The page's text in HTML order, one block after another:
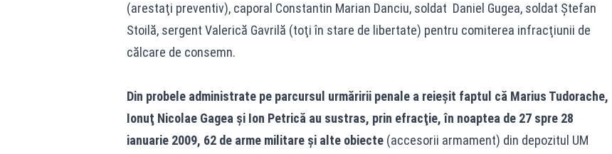
(arestaţi preventiv), caporal Constantin Marian Danciu, soldat Daniel Gugea, soldat Ştefan
Stoilă, sergent Valerică Gavrilă (toţi în stare de libertate) pentru comiterea infracţiunii de
călcare de consemn.
Din probele administrate pe parcursul urmăririi penale a reieşit faptul că Marius Tudorache,
Ionuţ Nicolae Gagea şi Ion Petrică au sustras, prin efracţie, în noaptea de 27 spre 28
ianuarie 2009, 62 de arme militare şi alte obiecte (accesorii armament) din depozitul UM